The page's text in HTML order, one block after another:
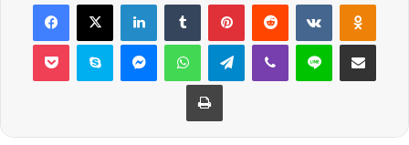
Facebook
X LinkedInTumblr PinterestReddit VKontakte
Pocket Skype MessengerWhatsAppTelegramViber Line E-Posta ile
Yazdır